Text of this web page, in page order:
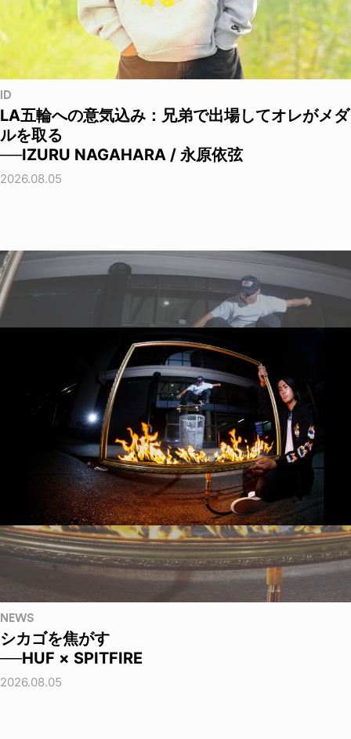
ID
LA五輪への意気込み：兄弟で出場してオレがメダ
ルを取る
──IZURU NAGAHARA / 永原依弦
2026.08.05
NEWS
シカゴを焦がす
──HUF × SPITFIRE
2026.08.05